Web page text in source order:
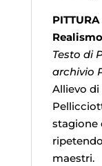
PITTURA
Testo di
archivio
Allievo di
stagione
maestri.